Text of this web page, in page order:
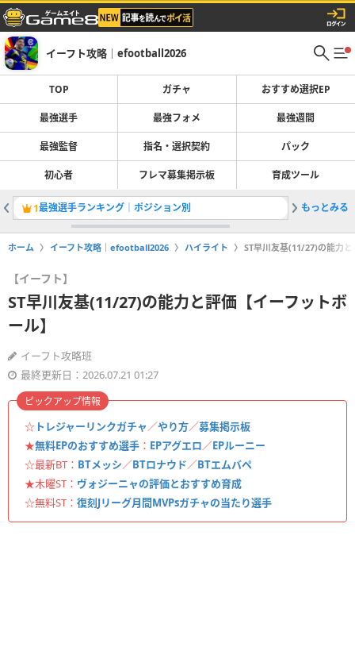
イーフト攻略｜efootball2026
TOP ガチャ おすすめ選択EP
最強選手 最強フォメ 最強週間
最強監督 指名・選択契約 パック
初心者 フレマ募集掲示板 育成ツール
1最強選手ランキング｜ポジション別 2
もっとみる
ホーム イーフト攻略｜efootball2026 ハイライト ST早川友基(11/27)の能力
【イーフト】
ST早川友基(11/27)の能力と評価【イーフットボ
ール】
イーフト攻略班
最終更新日：2026.07.21 01:27
☆ トレジャーリンクガチャ／やり方／募集掲示板
★無料EPのおすすめ選手 ： EPアグエロ／EPルーニー
☆最新BT： BTメッシ／BTロナウド／BTエムバペ
★木曜ST： ヴォジーニャの評価とおすすめ育成
☆無料ST： 復刻Jリーグ月間MVPsガチャの当たり選手
ピックアップ情報